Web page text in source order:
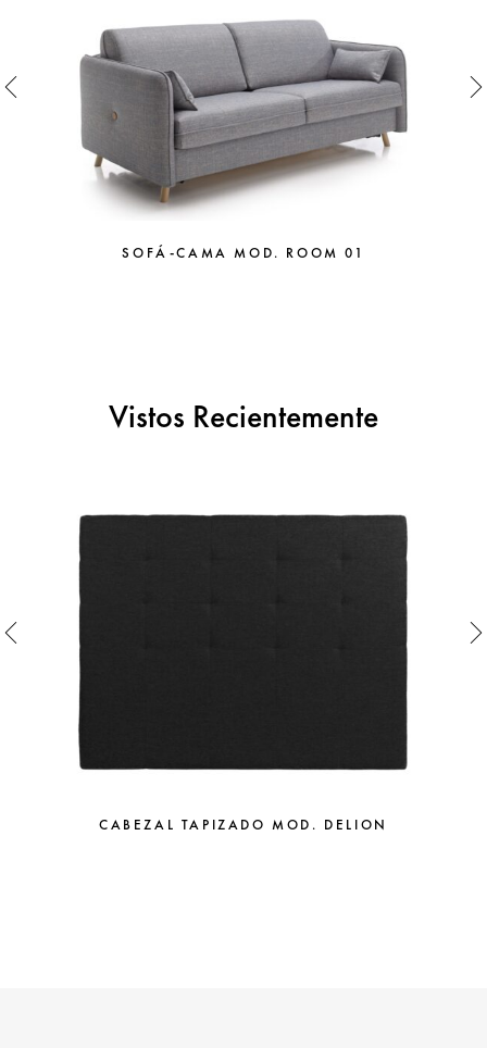
SOFÁ-CAMA MOD. ROOM 01
Vistos Recientemente
CABEZAL TAPIZADO MOD. DELION